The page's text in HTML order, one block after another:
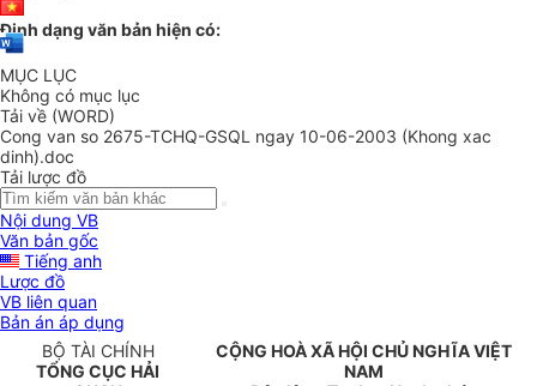
Định dạng văn bản hiện có:
MỤC LỤC
Không có mục lục
Tải về (WORD)
Cong van so 2675-TCHQ-GSQL ngay 10-06-2003 (Khong xac
dinh).doc
Tải lược đồ
Nội dung VB
Văn bản gốc
Tiếng anh
Lược đồ
VB liên quan
Bản án áp dụng
BỘ TÀI CHÍNH
TỔNG CỤC HẢI
CỘNG HOÀ XÃ HỘI CHỦ NGHĨA VIỆT
NAM